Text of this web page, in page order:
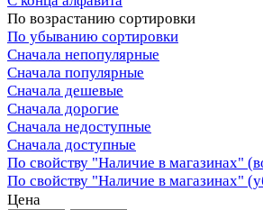
По возрастанию сортировки
По убыванию сортировки
Сначала непопулярные
Сначала популярные
Сначала дешевые
Сначала дорогие
Сначала недоступные
Сначала доступные
По свойству "Наличие в магазинах"
По свойству "Наличие в магазинах"
Цена